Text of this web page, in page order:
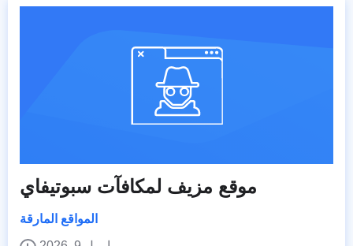
موقع مزيف لمكافآت سبوتيفاي
المواقع المارقة